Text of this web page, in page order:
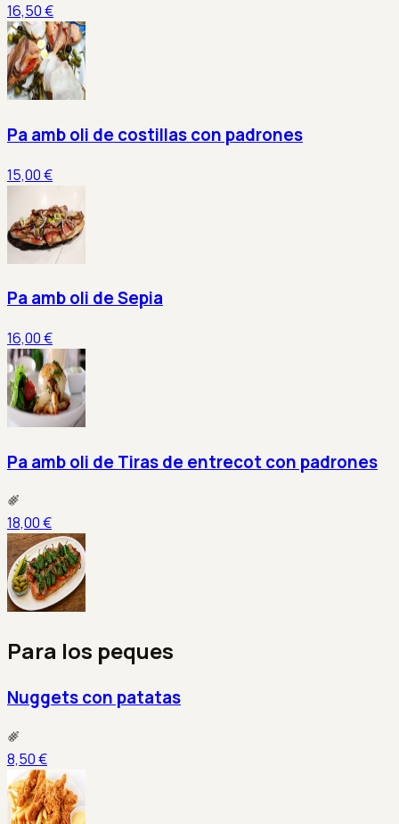
16,50 €
Pa amb oli de costillas con padrones
15,00 €
Pa amb oli de Sepia
16,00 €
Pa amb oli de Tiras de entrecot con padrones
18,00 €
Para los peques
Nuggets con patatas
8,50 €